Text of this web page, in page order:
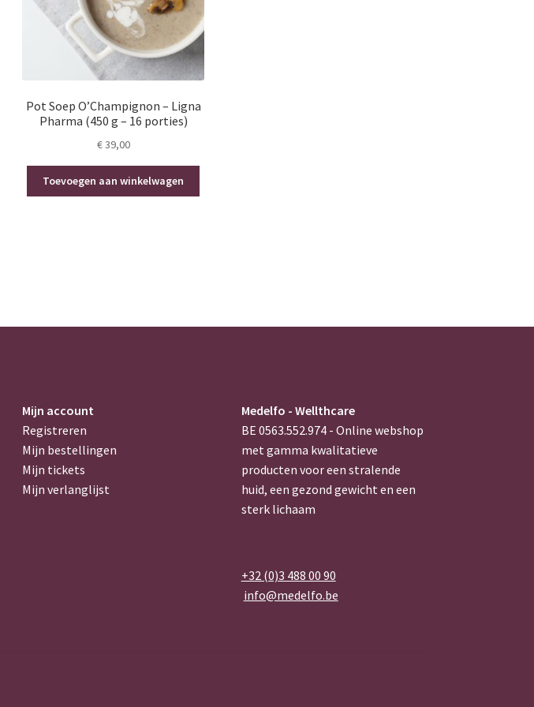
Pot Soep O’Champignon – Ligna
Pharma (450 g – 16 porties)
€39,00
Toevoegen aan winkelwagen
Mijn account
Registreren
Mijn bestellingen
Mijn tickets
Mijn verlanglijst
Medelfo - Wellthcare
BE 0563.552.974 - Online webshop
met gamma kwalitatieve
producten voor een stralende
huid, een gezond gewicht en een
sterk lichaam
+32 (0)3 488 00 90
info@medelfo.be